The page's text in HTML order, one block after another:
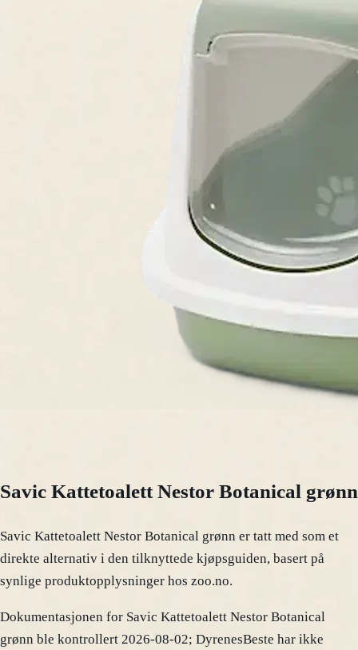
Savic Kattetoalett Nestor Botanical grønn
Savic Kattetoalett Nestor Botanical grønn er tatt med som et
direkte alternativ i den tilknyttede kjøpsguiden, basert på
synlige produktopplysninger hos zoo.no.
Dokumentasjonen for Savic Kattetoalett Nestor Botanical
grønn ble kontrollert 2026-08-02; DyrenesBeste har ikke